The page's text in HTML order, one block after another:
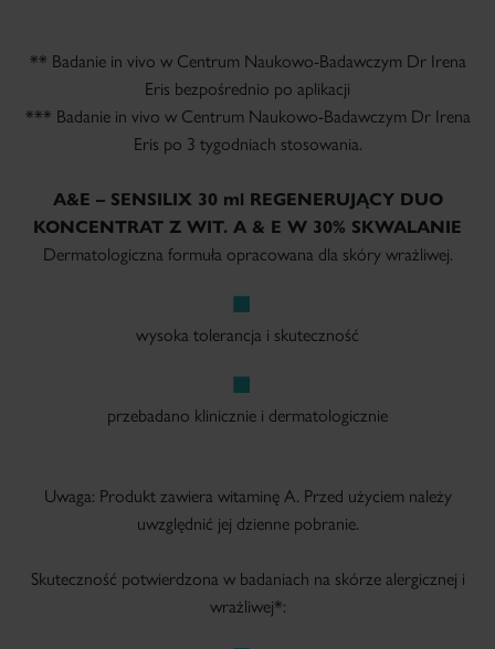
** Badanie in vivo w Centrum Naukowo-Badawczym Dr Irena
Eris bezpośrednio po aplikacji
*** Badanie in vivo w Centrum Naukowo-Badawczym Dr Irena
Eris po 3 tygodniach stosowania.
A&E – SENSILIX 30 ml REGENERUJĄCY DUO
KONCENTRAT Z WIT. A & E W 30% SKWALANIE
Dermatologiczna formuła opracowana dla skóry wrażliwej.
wysoka tolerancja i skuteczność
przebadano klinicznie i dermatologicznie
Uwaga: Produkt zawiera witaminę A. Przed użyciem należy
uwzględnić jej dzienne pobranie.
Skuteczność potwierdzona w badaniach na skórze alergicznej i
wrażliwej*: